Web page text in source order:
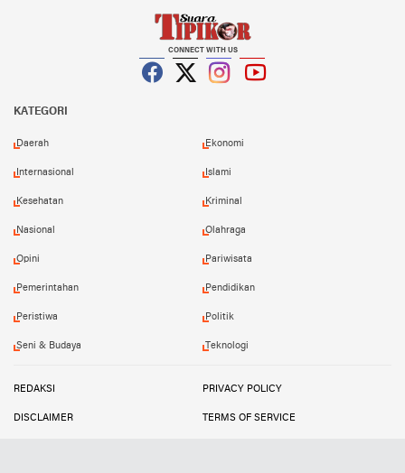
CONNECT WITH US
KATEGORI
Daerah Ekonomi
Internasional Islami
Kesehatan Kriminal
Nasional Olahraga
Opini Pariwisata
Pemerintahan Pendidikan
Peristiwa Politik
Seni & Budaya Teknologi
REDAKSI PRIVACY POLICY
DISCLAIMER TERMS OF SERVICE